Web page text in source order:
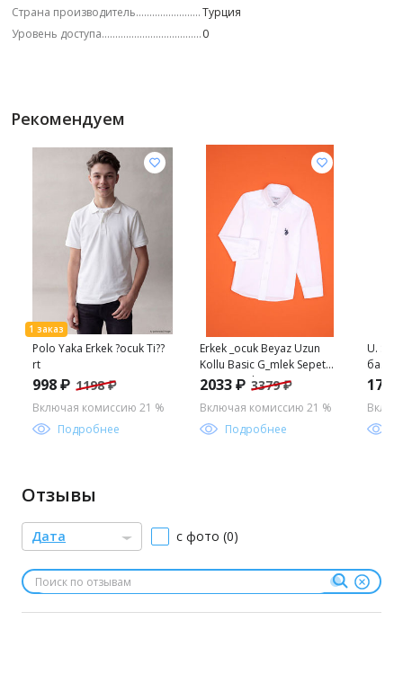
Страна производитель
Турция
Уровень доступа
0
Рекомендуем
Polo Yaka Erkek ?ocuk Ti??
rt
998 ₽ 1198 ₽
Включая комиссию 21 %
Подробнее
Erkek _ocuk Beyaz Uzun
Kollu Basic G_mlek Sepette
S_rpriz _ndirim
2033 ₽ 3379 ₽
Включая комиссию 21 %
Подробнее
U. S.
Отзывы
Дата с фото (0)